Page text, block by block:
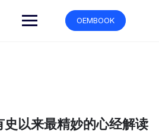
OEMBOOK
史以来最精妙的心经解读